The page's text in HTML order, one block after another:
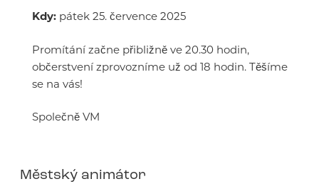
Kdy: pátek 25. července 2025
Promítání začne přibližně ve 20.30 hodin,
občerstvení zprovozníme už od 18 hodin. Těšíme
se na vás!
Společně VM
Městský animátor